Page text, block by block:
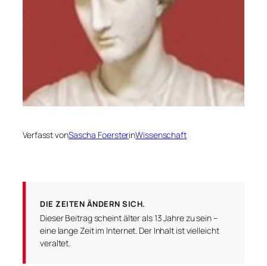
Verfasst vonSascha FoersterinWissenschaft
DIE ZEITEN ÄNDERN SICH.
Dieser Beitrag scheint älter als 13 Jahre zu sein –
eine lange Zeit im Internet. Der Inhalt ist vielleicht
veraltet.